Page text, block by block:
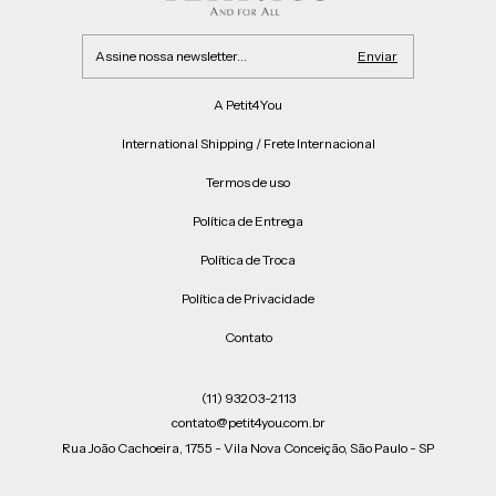
A Petit4You
International Shipping / Frete Internacional
Termos de uso
Política de Entrega
Política de Troca
Política de Privacidade
Contato
(11) 93203-2113
contato@petit4you.com.br
Rua João Cachoeira, 1755 - Vila Nova Conceição, São Paulo - SP